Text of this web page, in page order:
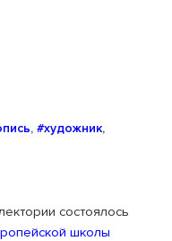
, #художник,
состоялось
школы